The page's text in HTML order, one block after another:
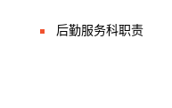
后勤服务科职责